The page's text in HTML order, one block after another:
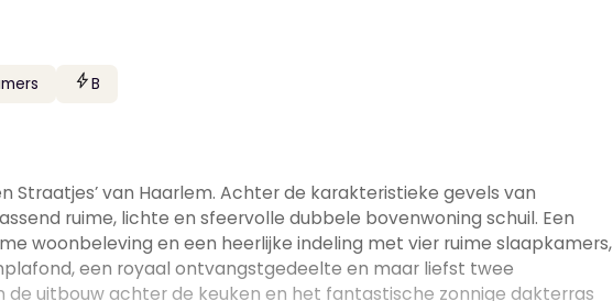
B
Straatjes’ van Haarlem. Achter de karakteristieke gevels van
ruime, lichte en sfeervolle dubbele bovenwoning schuil. Een
woonbeleving en een heerlijke indeling met vier ruime slaapkamers,
een royaal ontvangstgedeelte en maar liefst twee
de uitbouw achter de keuken en het fantastische zonnige dakterras